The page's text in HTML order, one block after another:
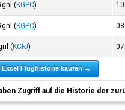
(KGPC)
(KGPC)
(KCFJ)
Excel Flughistorie kaufen →
Zugriff auf die Historie der